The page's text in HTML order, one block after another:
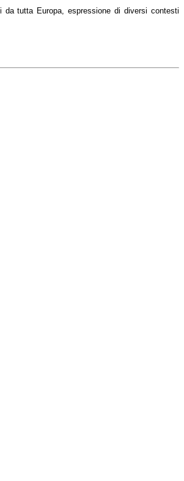
da tutta Europa, espressione di diversi contesti